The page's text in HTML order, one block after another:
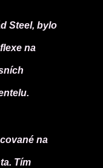
Steel, bylo
na
na
Tím